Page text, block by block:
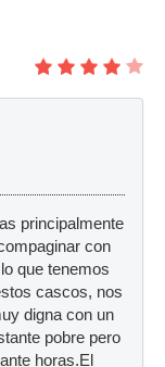
principalmente
con
que tenemos
cascos, nos
digna con un
pobre pero
horas.El